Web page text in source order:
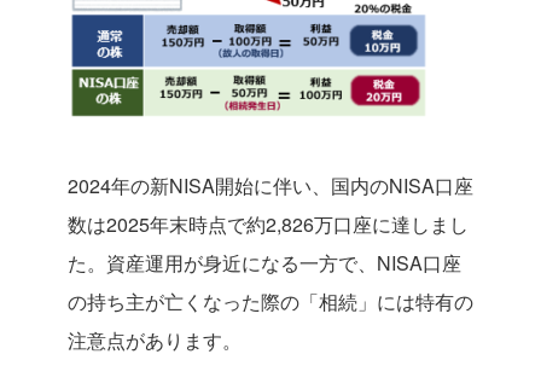
2024年の新NISA開始に伴い、国内のNISA口座
数は2025年末時点で約2,826万口座に達しまし
た。資産運用が身近になる一方で、NISA口座
の持ち主が亡くなった際の「相続」には特有の
注意点があります。